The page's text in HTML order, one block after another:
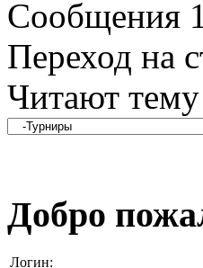
Сообщения
Переход на
Читают тему
Добро
Логин: